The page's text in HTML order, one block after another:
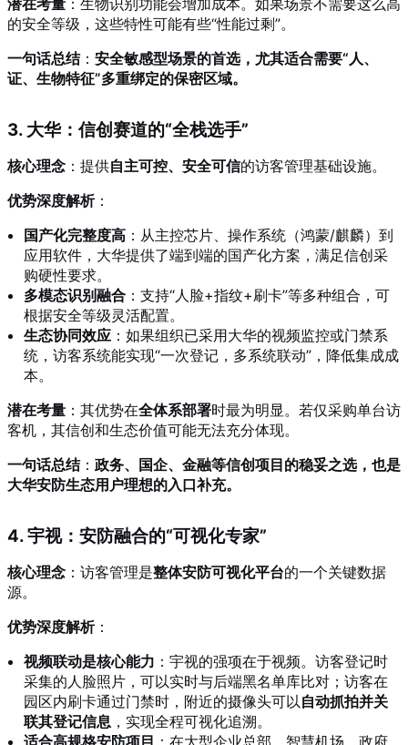
潜在考量 ：生物识别功能会增加成本。如果场景不需要这么高
的安全等级，这些特性可能有些“性能过剩”。
一句话总结： 安全敏感型场景的首选，尤其适合需要“人、
证、生物特征”多重绑定的保密区域。
3. 大华：信创赛道的“全栈选手”
核心理念 ：提供自主可控、安全可信的访客管理基础设施。
优势深度解析：
国产化完整度高 ：从主控芯片、操作系统（鸿蒙/麒麟）到
应用软件，大华提供了端到端的国产化方案，满足信创采
购硬性要求。
多模态识别融合 ：支持“人脸+指纹+刷卡”等多种组合，可
根据安全等级灵活配置。
生态协同效应 ：如果组织已采用大华的视频监控或门禁系
统，访客系统能实现“一次登记，多系统联动”，降低集成成
本。
潜在考量 ：其优势在全体系部署时最为明显。若仅采购单台访
客机，其信创和生态价值可能无法充分体现。
一句话总结： 政务、国企、金融等信创项目的稳妥之选，也是
大华安防生态用户理想的入口补充。
4. 宇视：安防融合的“可视化专家”
核心理念 ：访客管理是整体安防可视化平台的一个关键数据
源。
优势深度解析：
视频联动是核心能力 ：宇视的强项在于视频。访客登记时
采集的人脸照片，可以实时与后端黑名单库比对；访客在
园区内刷卡通过门禁时，附近的摄像头可以自动抓拍并关
联其登记信息 ，实现全程可视化追溯。